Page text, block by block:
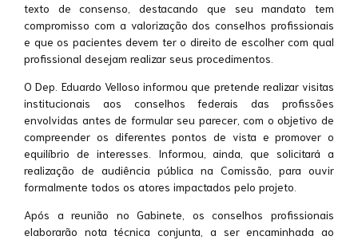
texto de consenso, destacando que seu mandato tem
compromisso com a valorização dos conselhos profissionais
e que os pacientes devem ter o direito de escolher com qual
profissional desejam realizar seus procedimentos.
O Dep. Eduardo Velloso informou que pretende realizar visitas
institucionais aos conselhos federais das profissões
envolvidas antes de formular seu parecer, com o objetivo de
compreender os diferentes pontos de vista e promover o
equilíbrio de interesses. Informou, ainda, que solicitará a
realização de audiência pública na Comissão, para ouvir
formalmente todos os atores impactados pelo projeto.
Após a reunião no Gabinete, os conselhos profissionais
elaborarão nota técnica conjunta, a ser encaminhada ao